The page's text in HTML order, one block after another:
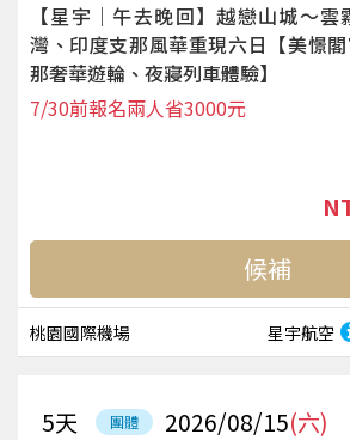
【星宇｜午去晚回】越戀山城～
灣、印度支那風華重現六日【美憬
那奢華遊輪、夜寢列車體驗】
7/30前報名兩人省3000元
桃園國際機場 星宇航空
候補
團體 2026/08/15(六)
5天